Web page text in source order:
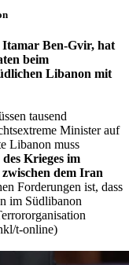
Ben-Gvir, hat
beim
Libanon mit
tausend
Minister auf
Libanon muss
Krieges im
dem Iran
Forderungen ist, dass
im Südlibanon
t-online)